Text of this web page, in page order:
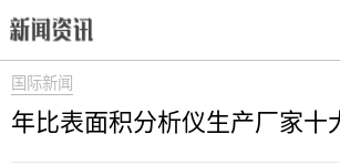
国际新闻
年比表面积分析仪生产厂家十